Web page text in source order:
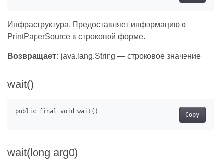
Инфраструктура. Предоставляет информацию о
PrintPaperSource в строковой форме.
Возвращает: java.lang.String — строковое значение
wait()
Copy
wait(long arg0)